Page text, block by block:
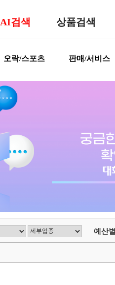
AI검색 상품검색
오락/스포츠 판매/서비스
예산별